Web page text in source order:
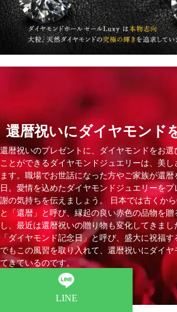
還暦祝いにダイヤモンド
還暦祝いのプレゼントに、ダイヤモンドをお
ことができるダイヤモンドジュエリーは、美
ます。職場でお世話になった方やご家族が還
日。愛情を込めたダイヤモンドジュエリーを
謝の気持ちを伝えましょう。 日本では古くか
と「還暦」と呼び、縁起の良い赤色の品物を
し、最近は還暦祝いの贈り物も変化してきま
「ダイヤモンド記念日」と呼び、盛大に祝福
でもこの風習を取り入れて、還暦祝いにダイ
てきているのです。
LINE